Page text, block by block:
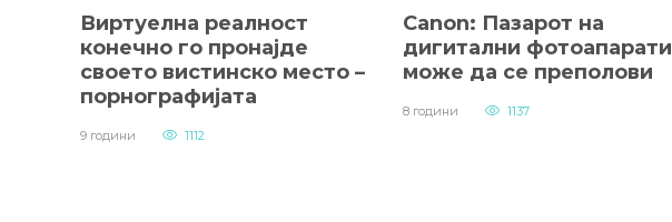
Виртуелна реалност
конечно го пронајде
своето вистинско место –
порнографијата
9 години 1112
Canon: Пазарот на
дигитални фотоапарати
може да се преполови
8 години 1137